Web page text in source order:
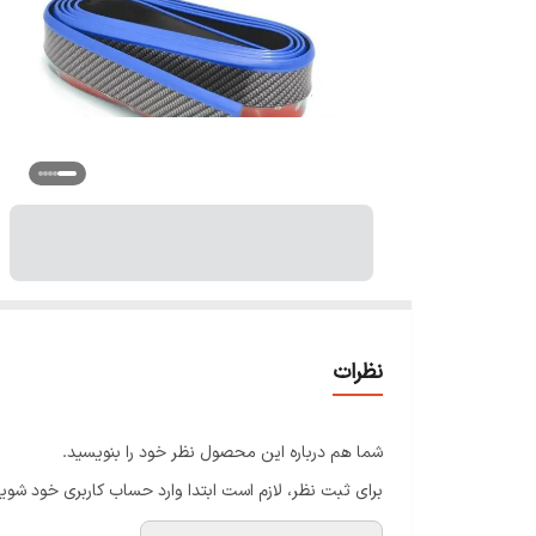
نظرات
شما هم درباره این محصول نظر خود را بنویسید.
برای ثبت نظر، لازم است ابتدا وارد حساب کاربری خود